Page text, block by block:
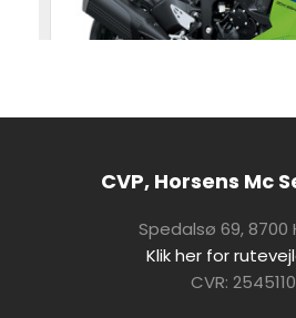
CVP, Horsens Mc
Spedalsø 69, 8700
Klik her for
CVR: